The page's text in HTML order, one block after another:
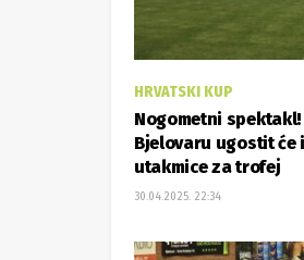
Rukometaši
okrenuli Nexe i
publike pobjedom